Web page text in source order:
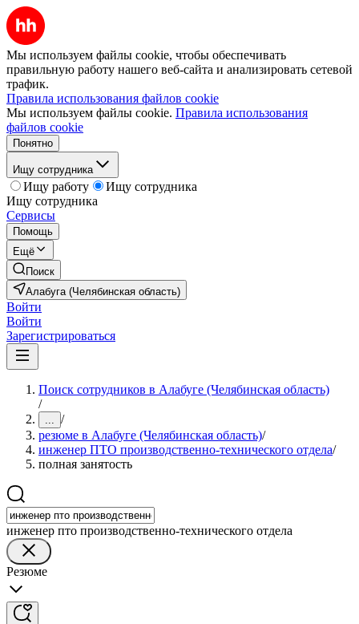
Мы используем файлы cookie, чтобы обеспечивать
правильную работу нашего веб-сайта и анализировать сетевой
трафик.
Правила использования файлов cookie
Мы используем файлы cookie. Правила использования
файлов cookie
Понятно
Ищу сотрудника
Ищу работу
Ищу сотрудника
Ищу сотрудника
Сервисы
Помощь
Ещё
Поиск
Алабуга (Челябинская область)
Войти
Войти
Зарегистрироваться
Поиск сотрудников в Алабуге (Челябинская область)
/
... /
резюме в Алабуге (Челябинская область)/
инженер ПТО производственно-технического отдела/
полная занятость
инженер пто производственно-технического отдела
Резюме